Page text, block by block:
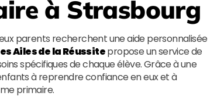
à Strasbourg
parents recherchent une aide personnalisée
Ailes de la Réussitepropose un service de
spécifiques de chaque élève. Grâce à une
à reprendre confiance en eux et à
primaire.